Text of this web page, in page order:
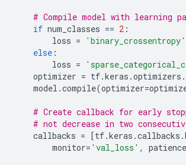
# Compile model with learning
if num_classes == 2 :
loss =
'binary_crossentropy'
else :
loss =
optimizer = tf.keras .optimizers .
model .compile(optimizer=
# Create callback for early
# not decrease in two
callbacks = [tf.keras .callbacks .
monitor= 'val_loss' , patience